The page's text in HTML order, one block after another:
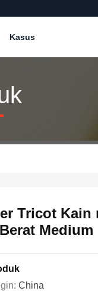
Kasus
Tricot
Medium
China